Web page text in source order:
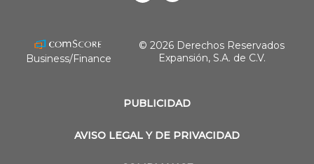
PUBLICIDAD
AVISO LEGAL Y DE PRIVACIDAD
Business/Finance
© 2026 Derechos Reservados
Expansión, S.A. de C.V.